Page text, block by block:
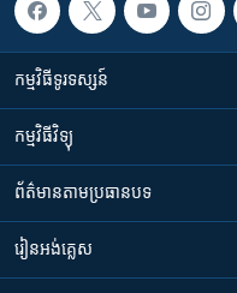
កម្មវិធី​ទូរទស្សន៍
កម្មវិធី​វិទ្យុ
ព័ត៌មាន​តាមប្រធានបទ​
រៀន​​អង់គ្លេស